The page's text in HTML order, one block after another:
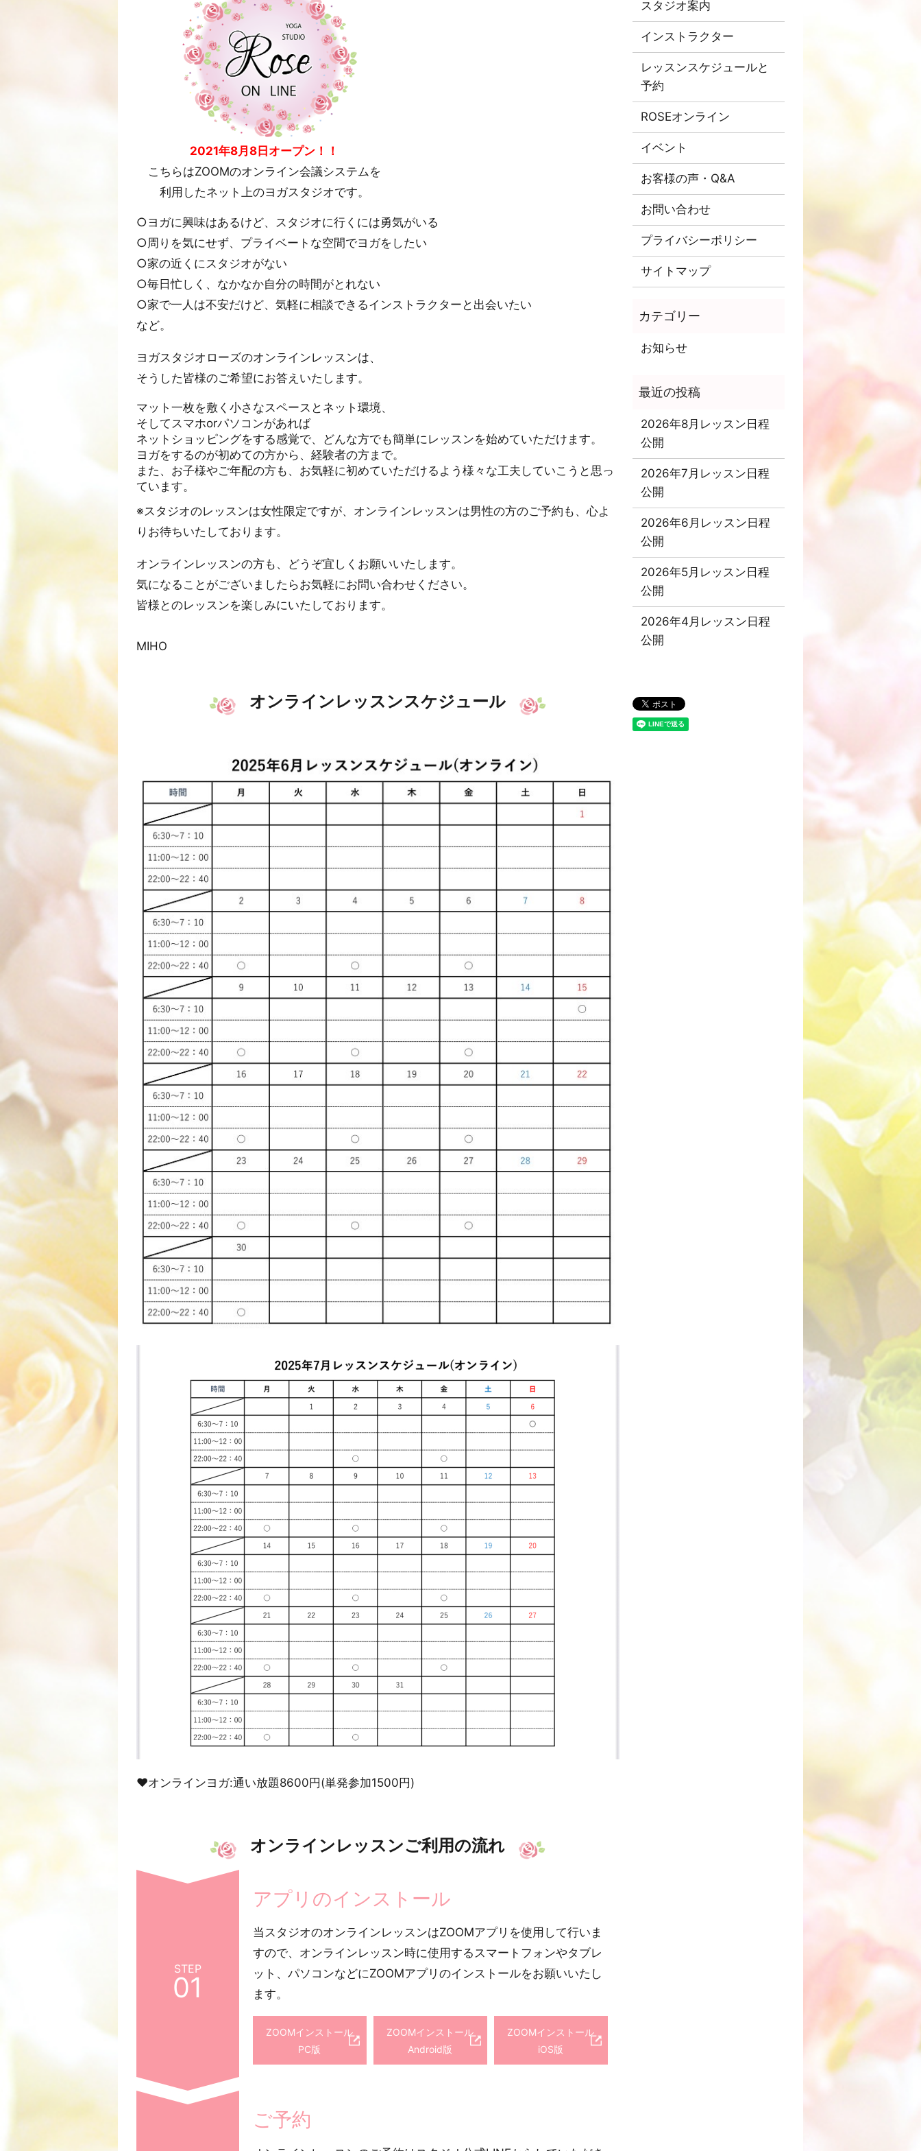
2021年8月8日オープン！！
こちらはZOOMのオンライン会議システムを
利用したネット上のヨガスタジオです。
○ヨガに興味はあるけど、スタジオに行くには勇気がいる
○周りを気にせず、プライベートな空間でヨガをしたい
○家の近くにスタジオがない
○毎日忙しく、なかなか自分の時間がとれない
○家で一人は不安だけど、気軽に相談できるインストラクターと出会いたい
など。
ヨガスタジオローズのオンラインレッスンは、
そうした皆様のご希望にお答えいたします。
マット一枚を敷く小さなスペースとネット環境、
そしてスマホorパソコンがあれば
ネットショッピングをする感覚で、どんな方でも簡単にレッスンを始めていただけます。
ヨガをするのが初めての方から、経験者の方まで。
また、お子様やご年配の方も、お気軽に初めていただけるよう様々な工夫していこうと思っ
ています。
※スタジオのレッスンは女性限定ですが、オンラインレッスンは男性の方のご予約も、心よ
りお待ちいたしております。
オンラインレッスンの方も、どうぞ宜しくお願いいたします。
気になることがございましたらお気軽にお問い合わせください。
皆様とのレッスンを楽しみにいたしております。
MIHO
オンラインレッスンスケジュール
❤︎オンラインヨガ:通い放題8600円(単発参加1500円)
オンラインレッスンご利用の流れ
STEP
01
アプリのインストール
当スタジオのオンラインレッスンはZOOMアプリを使用して行いま
すので、オンラインレッスン時に使用するスマートフォンやタブレ
ット、パソコンなどにZOOMアプリのインストールをお願いいたし
ます。
ZOOMインストール
PC版
ZOOMインストール
Android版
ZOOMインストール
iOS版
ご予約
スタジオ案内
インストラクター
レッスンスケジュールと
予約
ROSEオンライン
イベント
お客様の声・Q&A
お問い合わせ
プライバシーポリシー
サイトマップ
お知らせ
2026年8月レッスン日程
公開
2026年7月レッスン日程
公開
2026年6月レッスン日程
公開
2026年5月レッスン日程
公開
2026年4月レッスン日程
公開